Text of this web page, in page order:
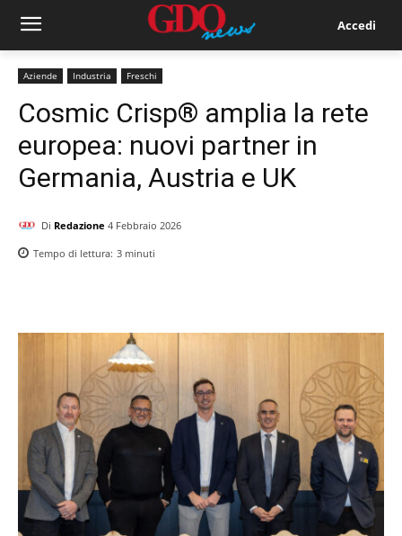
Accedi
Aziende Industria Freschi
Cosmic Crisp® amplia la rete
europea: nuovi partner in
Germania, Austria e UK
Di Redazione 4 Febbraio 2026
Tempo di lettura: 3 minuti